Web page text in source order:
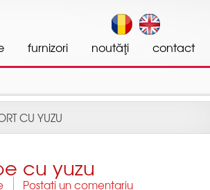
ga('create', 'UA-46085358-1',